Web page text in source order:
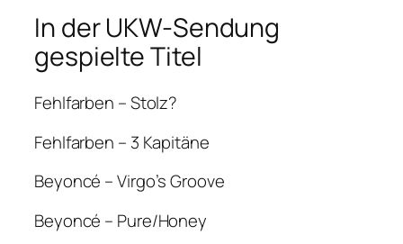
In der UKW-Sendung
gespielte Titel
Fehlfarben – Stolz?
Fehlfarben – 3 Kapitäne
Beyoncé – Virgo’s Groove
Beyoncé – Pure/Honey